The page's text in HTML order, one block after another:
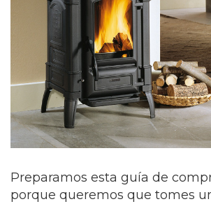
Preparamos esta guía de
porque queremos que tomes